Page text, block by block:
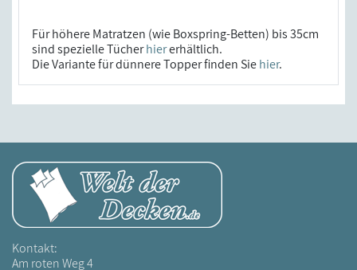
Für höhere Matratzen (wie Boxspring-Betten) bis 35cm
sind spezielle Tücherhiererhältlich.
Die Variante für dünnere Topper finden Siehier.
Kontakt:
Am roten Weg 4